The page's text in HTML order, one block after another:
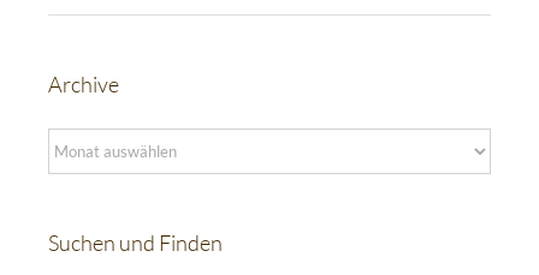
Archive
Archive
Suchen und Finden